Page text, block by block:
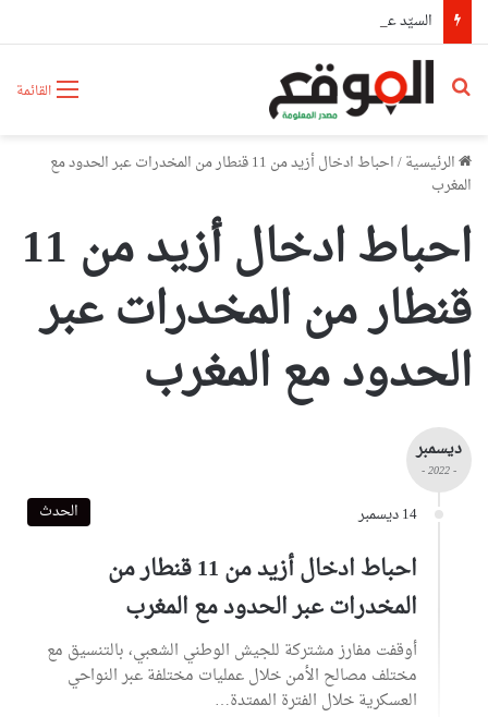
القائمة بحث عن
الرئيسية/
احباط ادخال أزيد من 11 قنطار من المخدرات عبر الحدود مع
المغرب
احباط ادخال أزيد من 11
قنطار من المخدرات عبر
الحدود مع المغرب
ديسمبر
- 2022 -
14 ديسمبر الحدث
احباط ادخال أزيد من 11 قنطار من
المخدرات عبر الحدود مع المغرب
أوقفت مفارز مشتركة للجيش الوطني الشعبي، بالتنسيق مع
مختلف مصالح الأمن خلال عمليات مختلفة عبر النواحي
العسكرية خلال الفترة الممتدة…